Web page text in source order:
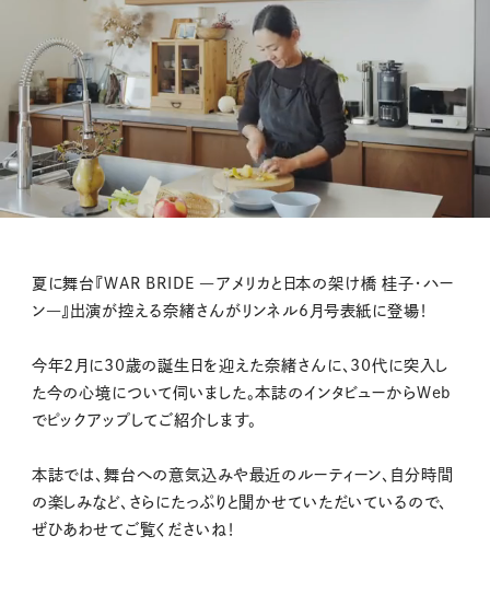
M
t
夏に舞台『WAR BRIDE ―アメリカと日本の架け橋 桂子・ハー
ン―』出演が控える奈緒さんがリンネル6月号表紙に登場！
今年2月に30歳の誕生日を迎えた奈緒さんに、30代に突入し
た今の心境について伺いました。本誌のインタビューからWeb
でピックアップしてご紹介します。
本誌では、舞台への意気込みや最近のルーティーン、自分時間
の楽しみなど、さらにたっぷりと聞かせていただいているので、
ぜひあわせてご覧くださいね！